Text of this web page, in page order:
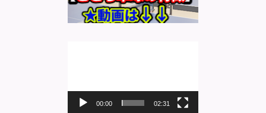
レ
ー
00:00 02:31